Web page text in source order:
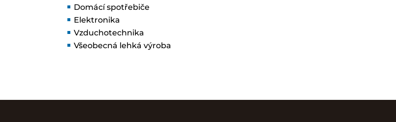
Domácí spotřebiče
Elektronika
Vzduchotechnika
Všeobecná lehká výroba